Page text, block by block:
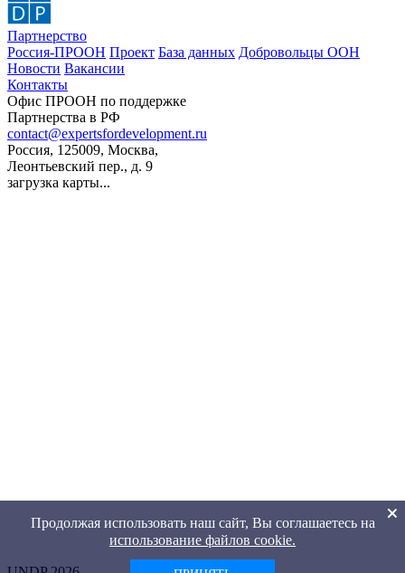
Партнерство
Россия-ПРООН Проект База данных Добровольцы ООН
Новости Вакансии
Контакты
Офис ПРООН по поддержке
Партнерства в РФ
contact@expertsfordevelopment.ru
Россия, 125009, Москва,
Леонтьевский пер., д. 9
загрузка карты...
Продолжая использовать наш сайт, Вы соглашаетесь на
использование файлов cookie.